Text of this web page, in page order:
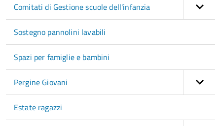
Comitati di Gestione scuole dell'infanzia
Sostegno pannolini lavabili
Spazi per famiglie e bambini
Pergine Giovani
Estate ragazzi